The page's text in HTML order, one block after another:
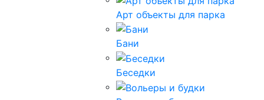
Арт объекты для парка
Бани
Беседки